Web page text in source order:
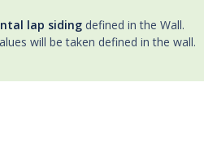
lap sidingdefined in the Wall.
will be taken defined in the wall.